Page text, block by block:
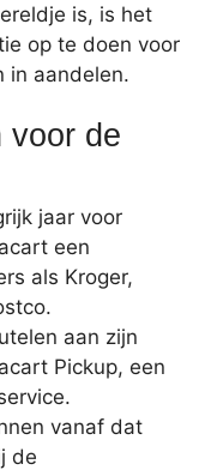
is, is het
op te doen voor
in aandelen.
voor de
jaar voor
een
als Kroger,
aan zijn
Pickup, een
vanaf dat
de